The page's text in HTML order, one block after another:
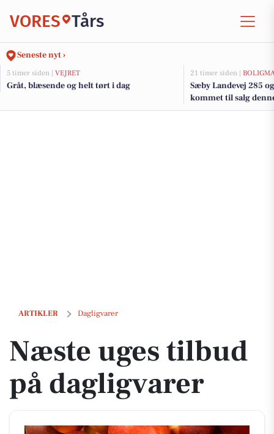
VORES Tårs
Seneste nyt ›
5 timer siden | VEJRET
Gråt, blæsende og helt tørt i dag
21 timer siden |
Sæby Landevej 285
kommet til salg
boligerne her.
ARTIKLER Dagligvarer
Næste uges tilbud på dagligvarer
Næste uges tilbud
på dagligvarer